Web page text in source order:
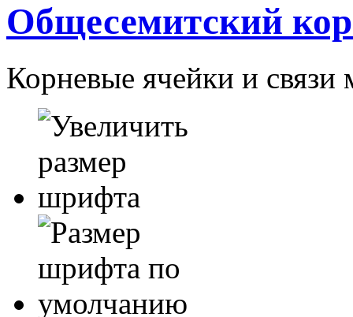
Общесемитский
Корневые ячейки и